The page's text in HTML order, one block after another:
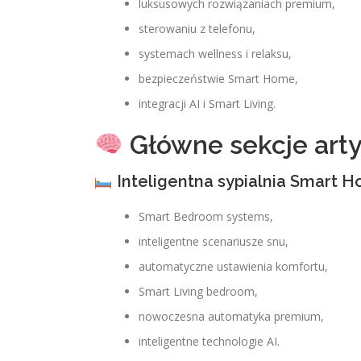
luksusowych rozwiązaniach premium,
sterowaniu z telefonu,
systemach wellness i relaksu,
bezpieczeństwie Smart Home,
integracji AI i Smart Living.
Główne sekcje
Inteligentna sypialnia Smart
Smart Bedroom systems,
inteligentne scenariusze snu,
automatyczne ustawienia komfortu,
Smart Living bedroom,
nowoczesna automatyka premium,
inteligentne technologie AI.